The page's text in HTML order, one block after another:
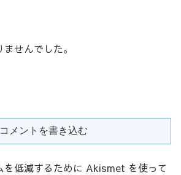
せんでした。
コメントを書き込む
を低減するために Akismet を使って